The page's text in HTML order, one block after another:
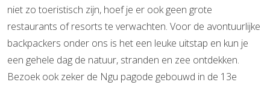
niet zo toeristisch zijn, hoef je er ook geen grote
restaurants of resorts te verwachten. Voor de avontuurlijke
backpackers onder ons is het een leuke uitstap en kun je
een gehele dag de natuur, stranden en zee ontdekken.
Bezoek ook zeker de Ngu pagode gebouwd in de 13e